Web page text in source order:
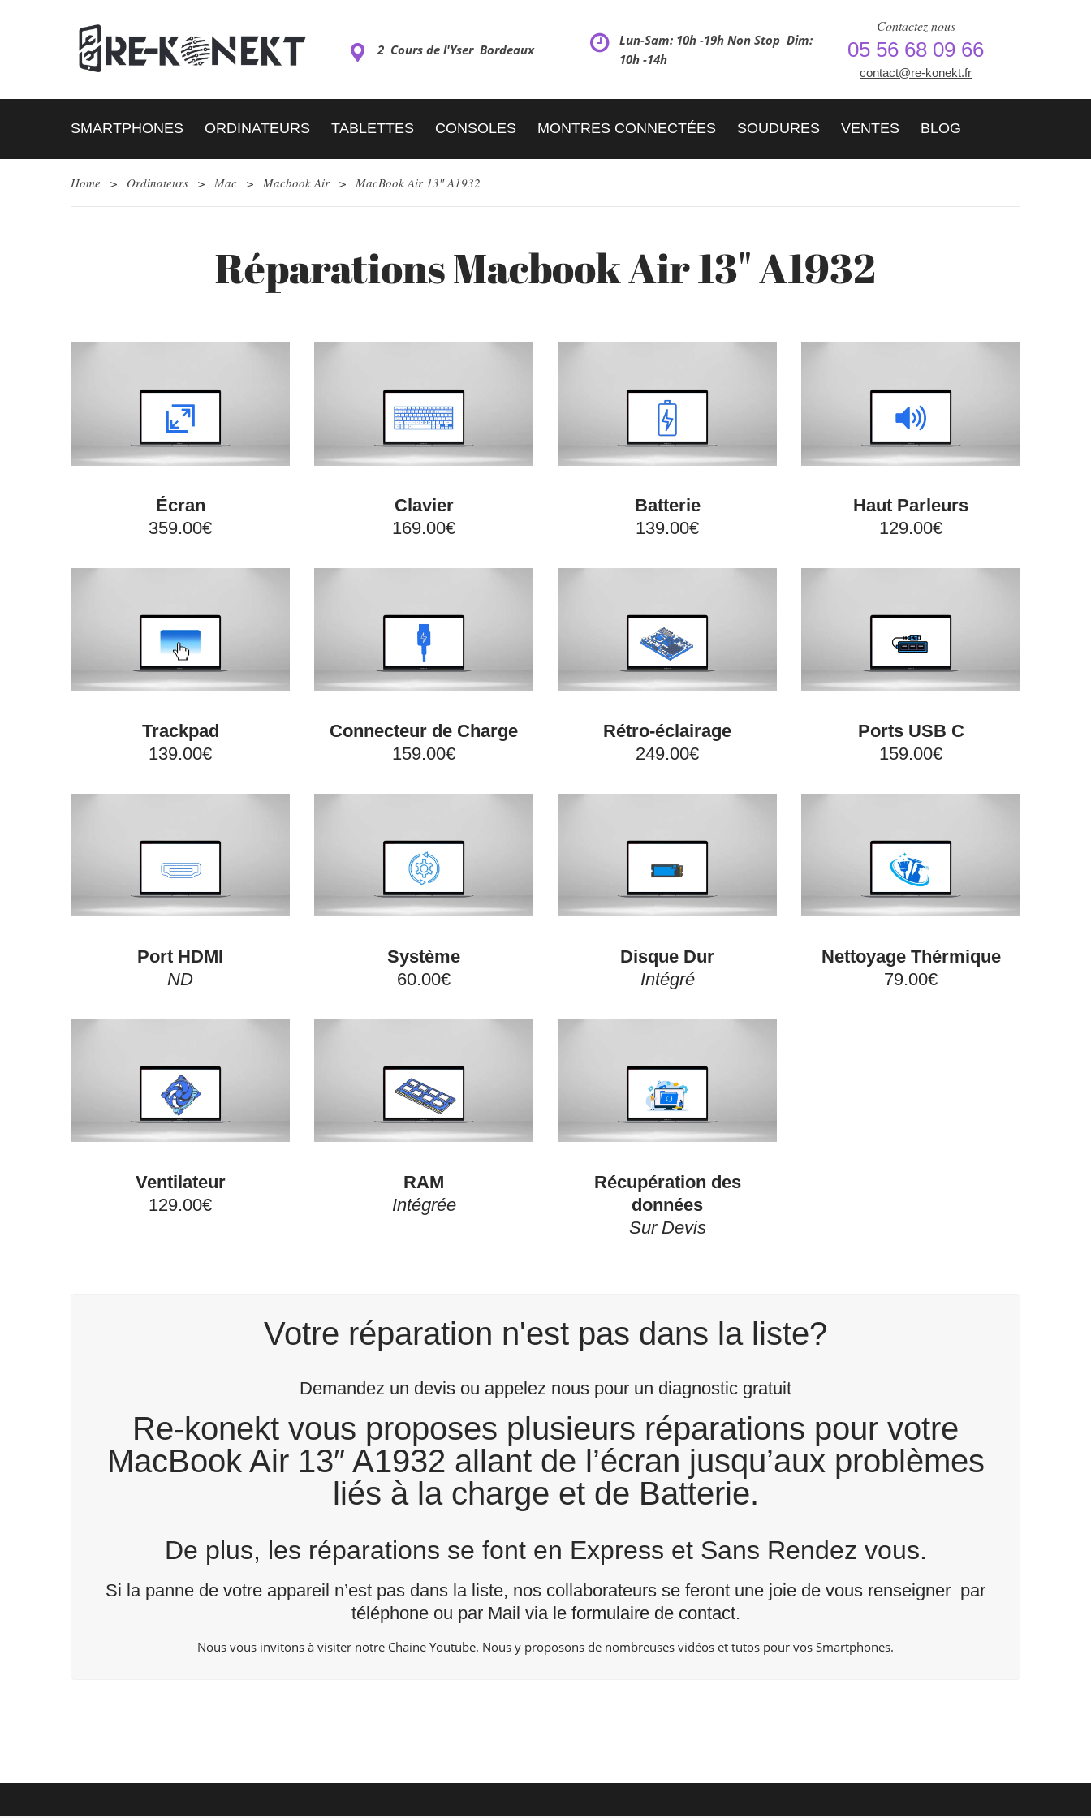
2 Cours de l'Yser Bordeaux
Lun-Sam: 10h -19h Non Stop Dim:
10h -14h
Contactez nous
05 56 68 09 66
contact@re-konekt.fr
SMARTPHONES ORDINATEURS TABLETTES CONSOLES MONTRES CONNECTÉES SOUDURES VENTES BLOG
Home > Ordinateurs > Mac > Macbook Air > MacBook Air 13″ A1932
Réparations Macbook Air 13" A1932
Écran
359.00€
Clavier
169.00€
Batterie
139.00€
Haut Parleurs
129.00€
Trackpad
139.00€
Connecteur de Charge
159.00€
Rétro-éclairage
249.00€
Ports USB C
159.00€
Port HDMI
ND
Système
60.00€
Disque Dur
Intégré
Nettoyage Thérmique
79.00€
Ventilateur
129.00€
RAM
Intégrée
Récupération des
données
Sur Devis
Votre réparation n'est pas dans la liste?
Demandez un devis ou appelez nous pour un diagnostic gratuit
Re-konekt vous proposes plusieurs réparations pour votre
MacBook Air 13″ A1932 allant de l’écran jusqu’aux problèmes
liés à la charge et de Batterie.
De plus, les réparations se font en Express et Sans Rendez vous.
Si la panne de votre appareil n’est pas dans la liste, nos collaborateurs se feront une joie de vous renseigner par
téléphone ou par Mail via le formulaire de contact.
Nous vous invitons à visiter notre Chaine Youtube. Nous y proposons de nombreuses vidéos et tutos pour vos Smartphones.